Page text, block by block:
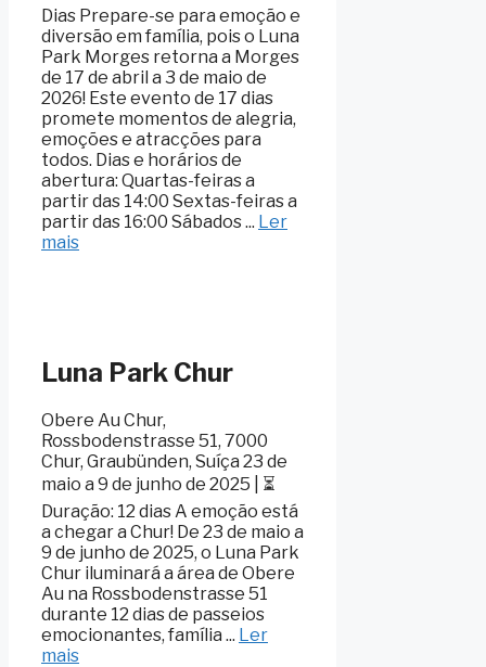
Dias Prepare-se para emoção e
diversão em família, pois o Luna
Park Morges retorna a Morges
de 17 de abril a 3 de maio de
2026! Este evento de 17 dias
promete momentos de alegria,
emoções e atracções para
todos. Dias e horários de
abertura: Quartas-feiras a
partir das 14:00 Sextas-feiras a
partir das 16:00 Sábados ... Ler
mais
Luna Park Chur
Obere Au Chur,
Rossbodenstrasse 51, 7000
Chur, Graubünden, Suíça 23 de
maio a 9 de junho de 2025 | ⏳
Duração: 12 dias A emoção está
a chegar a Chur! De 23 de maio a
9 de junho de 2025, o Luna Park
Chur iluminará a área de Obere
Au na Rossbodenstrasse 51
durante 12 dias de passeios
emocionantes, família ... Ler
mais